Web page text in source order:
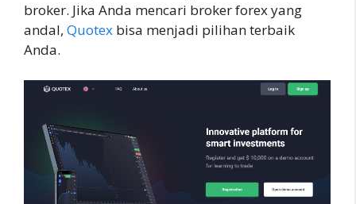
broker. Jika Anda mencari broker forex yang
andal, Quotex bisa menjadi pilihan terbaik
Anda.